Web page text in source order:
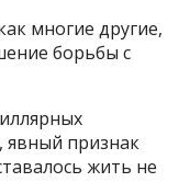
многие другие,
борьбы с
признак
жить не